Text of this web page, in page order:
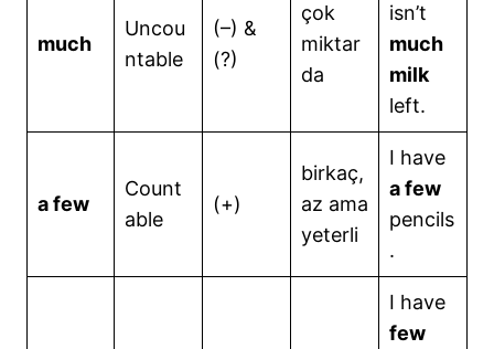
much
Uncou
ntable
(–) &
(?)
çok
miktar
da
isn’t
much
milk
left.
a few
Count
able
(+)
birkaç,
az ama
yeterli
I have
a few
pencils
.
I have
few